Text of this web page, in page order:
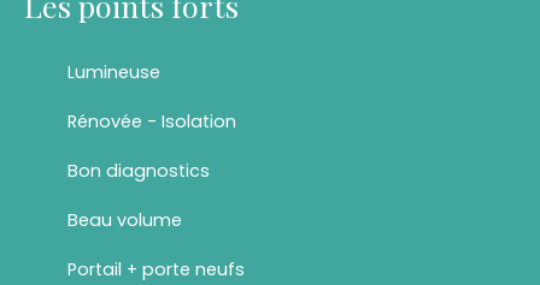
Lumineuse
Rénovée - Isolation
Bon diagnostics
Beau volume
Portail + porte neufs